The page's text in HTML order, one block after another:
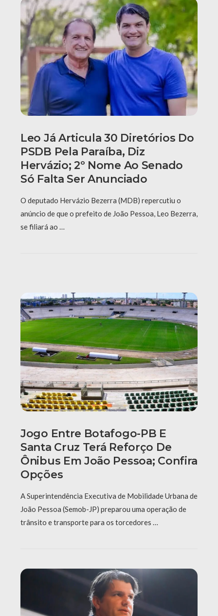
Leo Já Articula 30 Diretórios Do
PSDB Pela Paraíba, Diz
Hervázio; 2º Nome Ao Senado
Só Falta Ser Anunciado
O deputado Hervázio Bezerra (MDB) repercutiu o
anúncio de que o prefeito de João Pessoa, Leo Bezerra,
se filiará ao …
Jogo Entre Botafogo-PB E
Santa Cruz Terá Reforço De
Ônibus Em João Pessoa; Confira
Opções
A Superintendência Executiva de Mobilidade Urbana de
João Pessoa (Semob-JP) preparou uma operação de
trânsito e transporte para os torcedores …